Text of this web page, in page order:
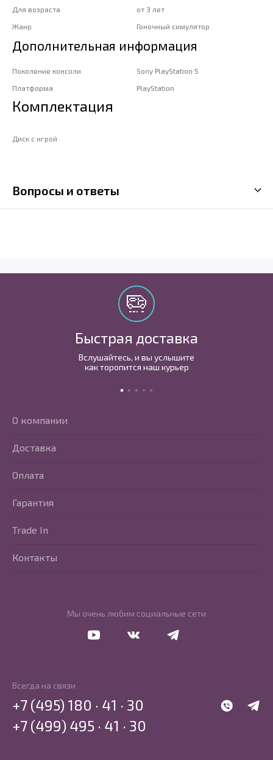
Для возраста
от 3 лет
Жанр
Гоночный симулятор
Дополнительная информация
Поколение консоли
Sony PlayStation 5
Платформа
PlayStation
Комплектация
Диск с игрой
Вопросы и ответы
Быстрая доставка
Вслушайтесь, и вы услышите
как торопится наш курьер
Мы очень любим социальные сети
О компании
Доставка
Оплата
Гарантия
Trade In
Контакты
Всегда на связи
WhatsApp
+7 (495) 180 · 41 · 30
+7 (499) 495 · 41 · 30